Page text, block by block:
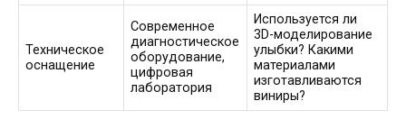
Техническое
оснащение
Современное
диагностическое
оборудование,
цифровая
лаборатория
Используется ли
3D-моделирование
улыбки? Какими
материалами
изготавливаются
виниры?